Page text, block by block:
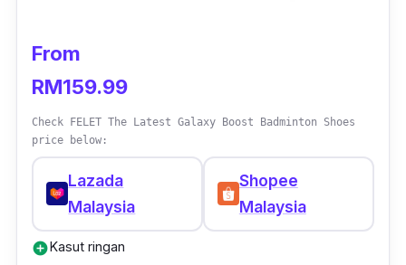
From
RM159.99
Check FELET The Latest Galaxy Boost Badminton Shoes
price below:
Lazada
Malaysia
Shopee
Malaysia
add_circleKasut ringan